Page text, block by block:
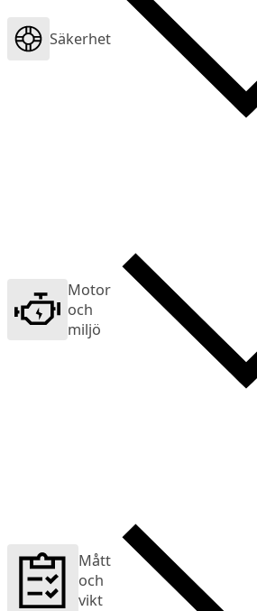
Säkerhet
Motor
och
miljö
Mått
och
vikt